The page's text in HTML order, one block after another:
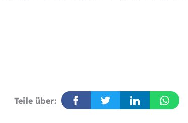
Teile über: